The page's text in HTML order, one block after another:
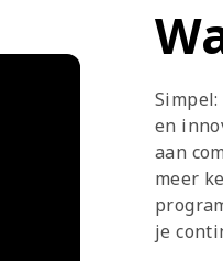
en
aan
meer
je